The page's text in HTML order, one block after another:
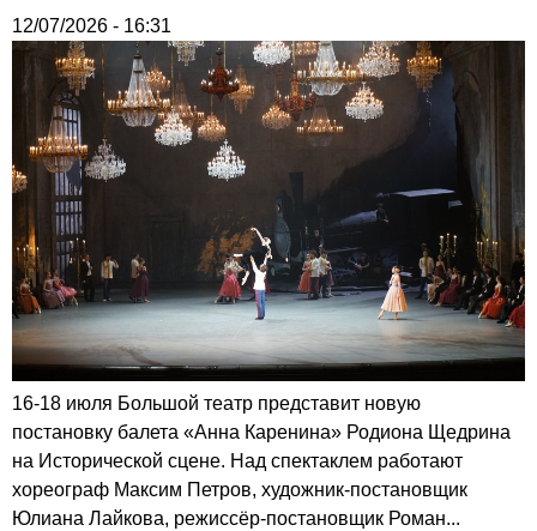
12/07/2026 - 16:31
16-18 июля Большой театр представит новую
постановку балета «Анна Каренина» Родиона Щедрина
на Исторической сцене. Над спектаклем работают
хореограф Максим Петров, художник-постановщик
Юлиана Лайкова, режиссёр-постановщик Роман...